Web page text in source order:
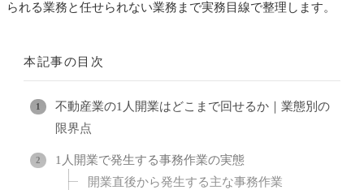
られる業務と任せられない業務まで実務目線で整理します。
本記事の目次
不動産業の1人開業はどこまで回せるか｜業態別の
限界点
1人開業で発生する事務作業の実態
開業直後から発生する主な事務作業